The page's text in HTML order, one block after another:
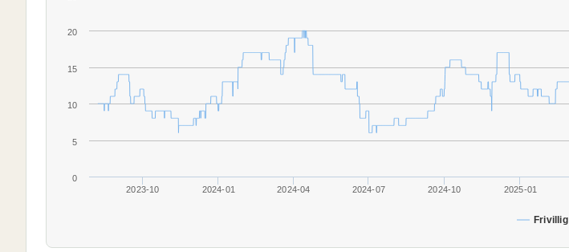
Frivillig
2023-10 2024-01 2024-04 2024-07 2024-10 2025-01
0
5
10
15
20